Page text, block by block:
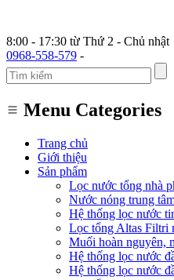
8:00 - 17:30 từ Thứ 2 - Chủ nhật
0968-558-579 -
Menu Categories
Trang chủ
Giới thiệu
Sản phẩm
Lọc nước tổng nhà
Nước nóng trung
Hệ thống lọc nước
Lọc tổng Altas Filtri
Muối hoàn nguyên,
Hệ thống lọc nước
Hệ thống lọc nước